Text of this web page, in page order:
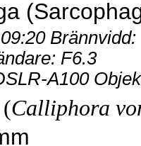
F6.3
A100
(Calliphora